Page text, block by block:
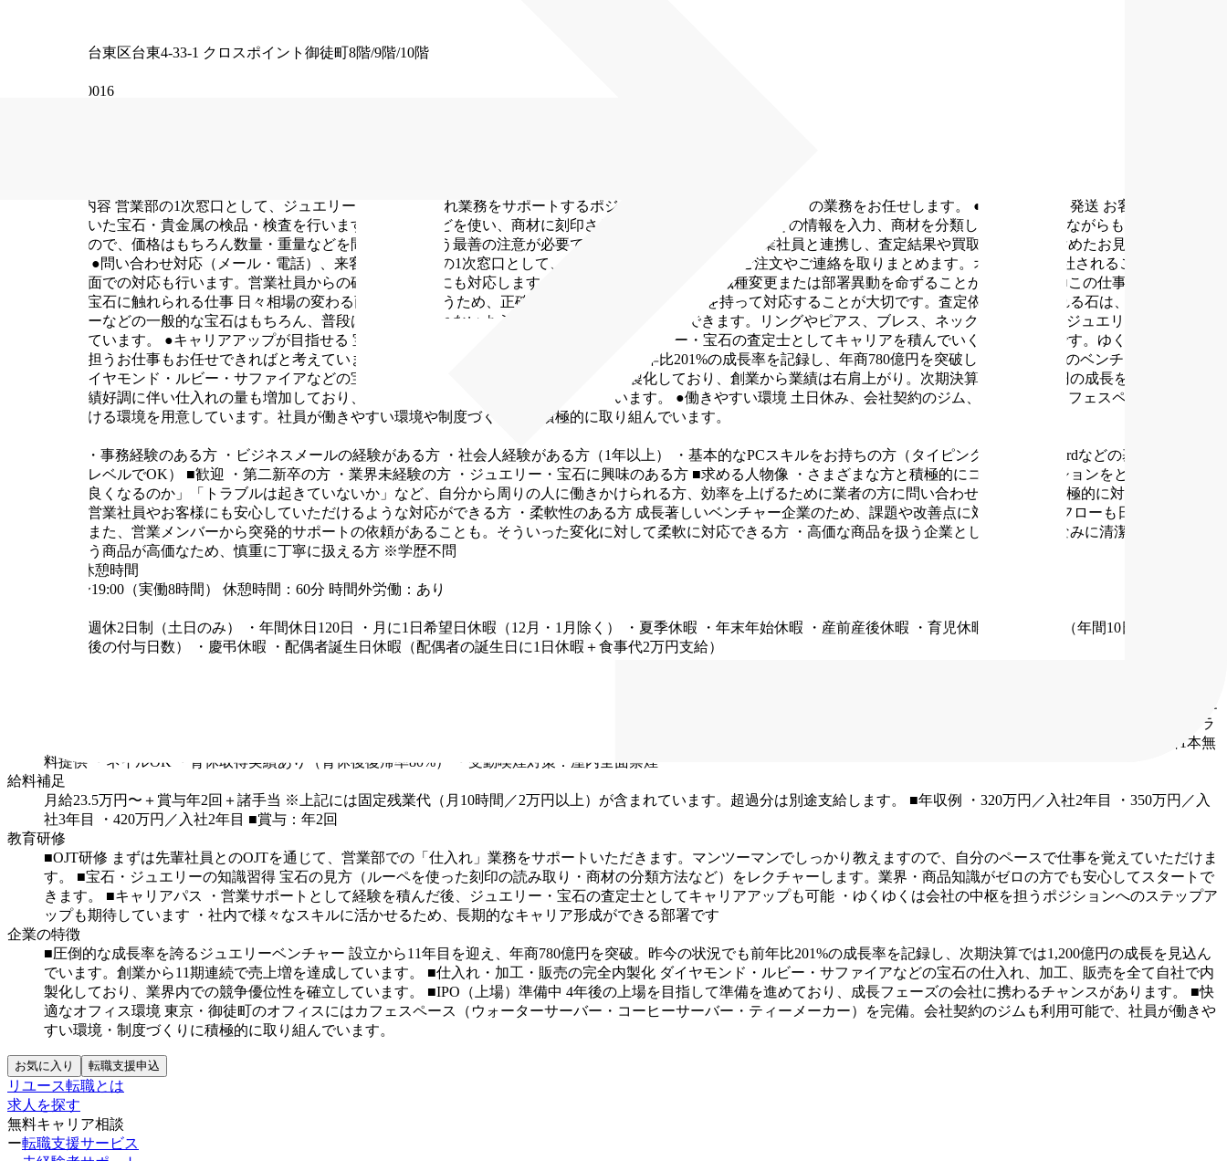
東京都台東区台東4-33-1 クロスポイント御徒町8階/9階/10階
〒110-0016
■仕事内容 営業部の1次窓口として、ジュエリー・宝石の仕入れ業務をサポートするポジションです。具体的には以下の業務をお任せします。 ●商品の検品・発送 お客様からお送り
いただいた宝石・貴金属の検品・検査を行います。ルーペなどを使い、商材に刻印されている情報を読み取り、その情報を入力、商材を分類します。小さいながらも高価な商品ば
かりなので、価格はもちろん数量・重量などを間違えないよう最善の注意が必要です。
営業社員と連携し、査定結果や買取金額などを含めたお見積りを作成し
●問い合わせ対応（メール・電話）、来客対応
営業部の1次窓口として、法人・個人のお客様からのご注文やご連絡を取りまとめます。オフィスに来社されることもあるた
め、対面での対応も行います。営業社員からの確認連絡などにも対応します。
※業務上の必要に応じて職種変更または部署異動を命ずることがあります。 ■この仕事のポイント
珍しい宝石に触れられる仕事 日々相場の変わる商材を取り扱うため、正確な情報をもとにスピード感を持って対応することが大切です。査定依頼で届けられる石は、ダイヤモンド
やルビーなどの一般的な宝石はもちろん、普段はお目にかかれないような貴重な石に触れることができます。リングやピアス、ブレス、ネックレスといったジュエリーも数多く取
り扱っています。
●キャリアアップが目指せる 宝石の見方もレクチャーしていくので、ジュエリー・宝石の査定士としてキャリアを積んでいくことも可能です。ゆくゆくは会社の
中枢を担うお仕事もお任せできればと考えています。
前年比201%の成長率を記録し、年商780億円を突破したジュエリーのベンチャー企業で
す。ダイヤモンド・ルビー・サファイアなどの宝石の仕入れ・加工・販売を全て自社で内製化しており、創業から業績は右肩上がり。次期決算では1,200億円の成長を見込んでいま
す。業績好調に伴い仕入れの量も増加しており、営業部をサポートする仲間を募集しています。
●働きやすい環境 土日休み、会社契約のジム、オフィスにカフェスペースもあり快
適に働ける環境を用意しています。社員が働きやすい環境や制度づくりにも積極的に取り組んでいます。
・事務経験のある方 ・ビジネスメールの経験がある方 ・社会人経験がある方（1年以上）
・基本的なPCスキルをお持ちの方（タイピング、Excel、Wordなどの基本的操作が
できるレベルでOK）
■歓迎 ・第二新卒の方 ・業界未経験の方 ・ジュエリー・宝石に興味のある方 ■求める人物像 ・さまざまな方と積極的にコミュニケーションをとれる方
したら良くなるのか」「トラブルは起きていないか」など、自分から周りの人に働きかけられる方、効率を上げるために業者の方に問い合わせをしたり、積極的に対応しようとす
る方、営業社員やお客様にも安心していただけるような対応ができる方
・柔軟性のある方 成長著しいベンチャー企業のため、課題や改善点に対して仕事のフローも日々変化してい
ます。また、営業メンバーから突発的サポートの依頼があることも。そういった変化に対して柔軟に対応できる方
・高価な商品を扱う企業として、身だしなみに清潔感がある方
取り扱う商品が高価なため、慎重に丁寧に扱える方 ※学歴不問
勤務時間・休憩時間
10:00〜19:00（実働8時間）
休憩時間：60分 時間外労働：あり
・完全週休2日制（土日のみ）
・年間休日120日 ・月に1日希望日休暇（12月・1月除く） ・夏季休暇 ・年末年始休暇 ・産前産後休暇 ・育児休暇
・有給休暇（年間10日〜 ※入社半
年経過後の付与日数）
・慶弔休暇
・配偶者誕生日休暇（配偶者の誕生日に1日休暇＋食事代2万円支給）
・ジュエ
・社員メシ（事業部長を誘ってラ
・社内自動販売機のドリンク1日1本無
料提供
・ネイルOK ・育休取得実績あり（育休後復帰率80%）
・受動喫煙対策：屋内全面禁煙
給料補足
月給23.5万円〜＋賞与年2回＋諸手当 ※上記には固定残業代（月10時間／2万円以上）が含まれています。超過分は別途支給します。 ■年収例 ・320万円／入社2年目
・350万円／入
社3年目
・420万円／入社2年目 ■賞与：年2回
教育研修
■OJT研修 まずは先輩社員とのOJTを通じて、営業部での「仕入れ」業務をサポートいただきます。マンツーマンでしっかり教えますので、自分のペースで仕事を覚えていただけま
す。
■宝石・ジュエリーの知識習得 宝石の見方（ルーペを使った刻印の読み取り・商材の分類方法など）をレクチャーします。業界・商品知識がゼロの方でも安心してスタートで
きます。
■キャリアパス ・営業サポートとして経験を積んだ後、ジュエリー・宝石の査定士としてキャリアアップも可能
・ゆくゆくは会社の中枢を担うポジションへのステップア
ップも期待しています
・社内で様々なスキルに活かせるため、長期的なキャリア形成ができる部署です
企業の特徴
■圧倒的な成長率を誇るジュエリーベンチャー 設立から11年目を迎え、年商780億円を突破。昨今の状況でも前年比201%の成長率を記録し、次期決算では1,200億円の成長を見込ん
でいます。創業から11期連続で売上増を達成しています。
■仕入れ・加工・販売の完全内製化 ダイヤモンド・ルビー・サファイアなどの宝石の仕入れ、加工、販売を全て自社で内
製化しており、業界内での競争優位性を確立しています。
■IPO（上場）準備中 4年後の上場を目指して準備を進めており、成長フェーズの会社に携わるチャンスがあります。
■快
適なオフィス環境 東京・御徒町のオフィスにはカフェスペース（ウォーターサーバー・コーヒーサーバー・ティーメーカー）を完備。会社契約のジムも利用可能で、社員が働きや
すい環境・制度づくりに積極的に取り組んでいます。
お気に入り 転職支援申込
リユース転職とは
求人を探す
無料キャリア相談
ー転職支援サービス